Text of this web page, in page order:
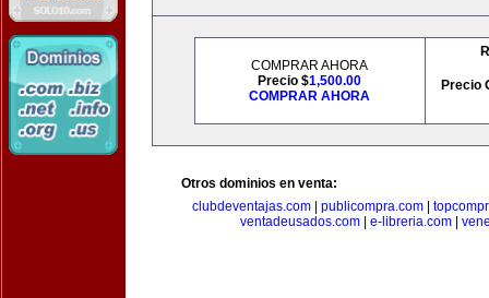
COMPRAR AHORA
Precio $1,500.00
COMPRAR AHORA
Precio
Otros dominios en venta:
clubdeventajas.com
publicompra.com
ventadeusados.com| e-libreria.com|